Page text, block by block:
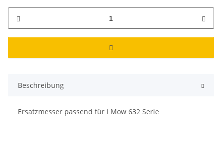
Beschreibung
Ersatzmesser passend für i Mow 632 Serie